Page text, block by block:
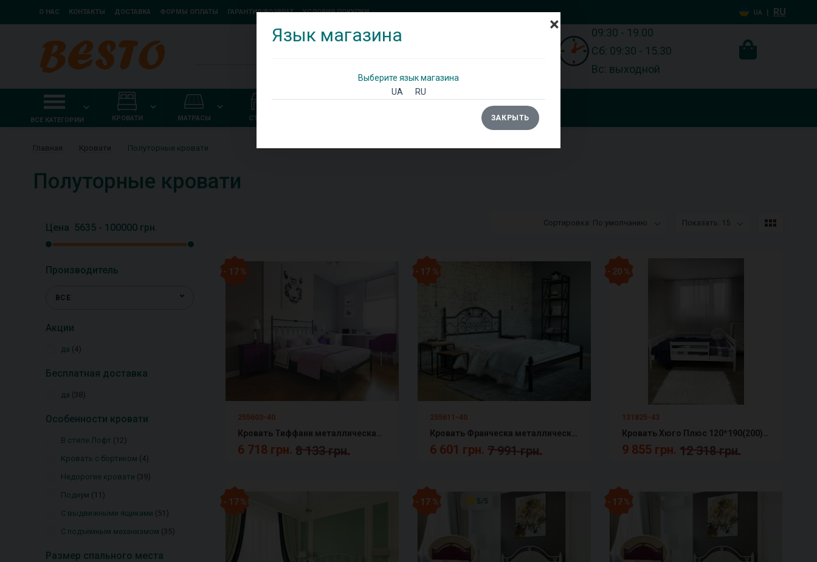
О НАС КОНТАКТЫ ДОСТАВКА ФОРМЫ ОПЛАТЫ ГАРАНТИЯ/ВОЗВРАТ УСЛОВИЯ ПОКУПКИ UA | RU
09:30 - 19.00
Сб: 09:30 - 15.30
Вс: выходной
ВСЕ КАТЕГОРИИ КРОВАТИ МАТРАСЫ СТОЛЫ ТУМБЫ/КОМОДЫ
Главная Кровати Полуторные кровати
×
Язык магазина
Выберите язык магазина
UA
RU
ЗАКРЫТЬ
Полуторные кровати
Цена 5635- 100000грн.
Производитель
ВСЕ
Акции
да 4
Бесплатная доставка
да 38
Особенности кровати
В стиле Лофт 12
Кровать с бортиком 4
Недорогие кровати 39
Подиум 11
С выдвижными ящиками 51
С подъемным механизмом 35
Размер спального места
Сортировка: По умолчанию Показать: 15
- 17 %
255603-40
6 718 грн. 8 133 грн.
- 17 %
255611-40
6 601 грн. 7 991 грн.
- 20 %
131825-43
9 855 грн. 12 318 грн.
- 17 % - 17 % 5/5 - 17 %